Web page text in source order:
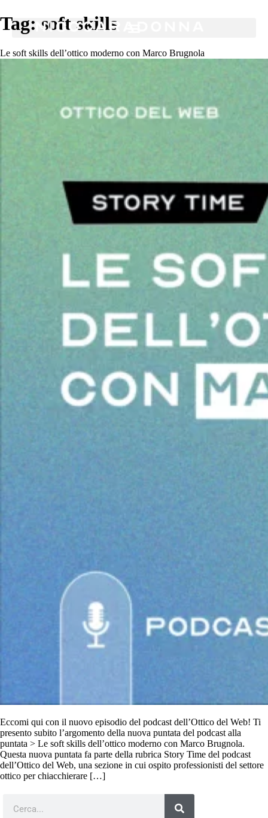
Tag: soft skills
Le soft skills dell’ottico moderno con Marco Brugnola
Eccomi qui con il nuovo episodio del podcast dell’Ottico del Web! Ti
presento subito l’argomento della nuova puntata del podcast alla
puntata > Le soft skills dell’ottico moderno con Marco Brugnola.
Questa nuova puntata fa parte della rubrica Story Time del podcast
dell’Ottico del Web, una sezione in cui ospito professionisti del settore
ottico per chiacchierare […]